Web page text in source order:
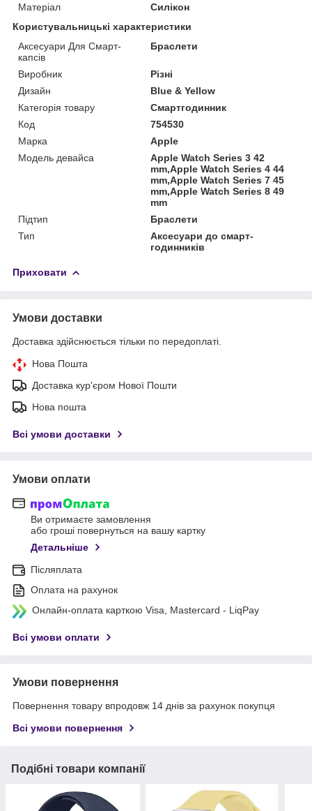
Матеріал
Силікон
Користувальницькі характеристики
Аксесуари Для Смарт-
капсів
Браслети
Виробник
Різні
Дизайн
Blue & Yellow
Категорія товару
Смартгодинник
Код
754530
Марка
Apple
Модель девайса
Apple Watch Series 3 42
mm,Apple Watch Series 4 44
mm,Apple Watch Series 7 45
mm,Apple Watch Series 8 49
mm
Підтип
Браслети
Тип
Аксесуари до смарт-
годинників
Приховати
Умови доставки
Доставка здійснюється тільки по передоплаті.
Нова Пошта
Доставка кур'єром Нової Пошти
Нова пошта
Всі умови доставки
Умови оплати
Ви отримаєте замовлення
або гроші повернуться на вашу картку
Детальніше
Післяплата
Оплата на рахунок
Онлайн-оплата карткою Visa, Mastercard - LiqPay
Всі умови оплати
Умови повернення
Повернення товару впродовж 14 днів за рахунок покупця
Всі умови повернення
Подібні товари компанії